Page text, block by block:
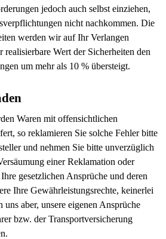
jedoch auch selbst einziehen,
nicht nachkommen. Die
werden wir auf Ihr Verlangen
realisierbare Wert der Sicherheiten den
um mehr als 10 % übersteigt.
Waren mit offensichtlichen
so reklamieren Sie solche Fehler bitte
und nehmen Sie bitte unverzüglich
einer Reklamation oder
gesetzlichen Ansprüche und deren
Ihre Gewährleistungsrechte, keinerlei
aber, unsere eigenen Ansprüche
bzw. der Transportversicherung